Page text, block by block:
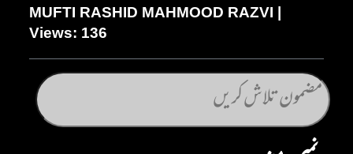
MUFTI RASHID MAHMOOD RAZVI |
Views: 136